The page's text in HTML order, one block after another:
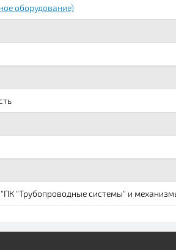
оборудование)
"Трубопроводные системы" и